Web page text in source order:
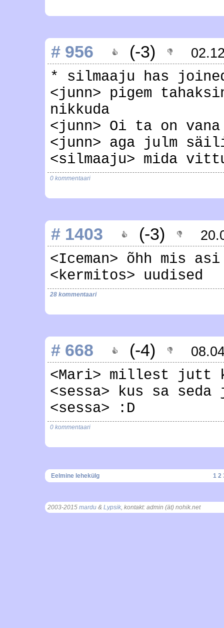
# 956 (-3)
* silmaaju has
<junn> pigem
nikkuda
<junn> Oi ta on vana
<junn> aga julm
<silmaaju> mida
0 kommentaari
# 1403 (-3)
<Iceman> õhh mis
<kermitos> uudised
28 kommentaari
# 668 (-4)
<Mari> millest jutt
<sessa> kus sa
<sessa> :D
0 kommentaari
Eelmine lehekülg 1 2
2003-2015 mardu & Lypsik, kontakt: admin (ät) nohik.net, t =